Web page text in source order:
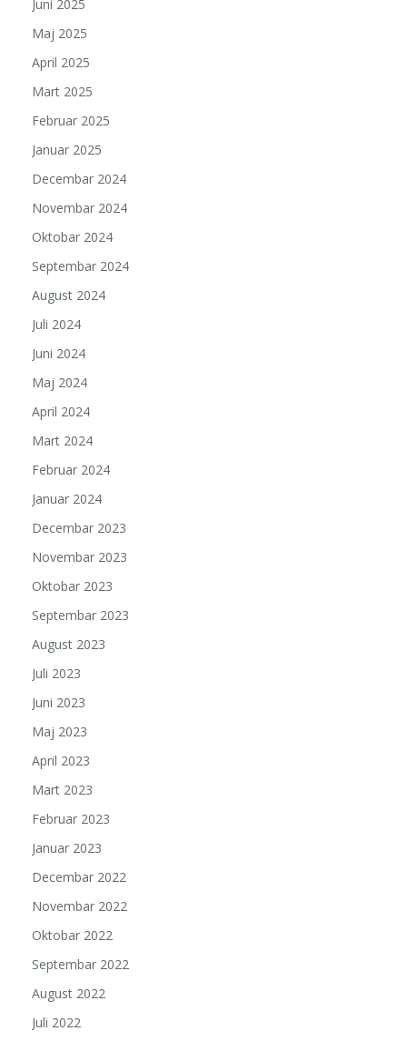
Juni 2025
Maj 2025
April 2025
Mart 2025
Februar 2025
Januar 2025
Decembar 2024
Novembar 2024
Oktobar 2024
Septembar 2024
August 2024
Juli 2024
Juni 2024
Maj 2024
April 2024
Mart 2024
Februar 2024
Januar 2024
Decembar 2023
Novembar 2023
Oktobar 2023
Septembar 2023
August 2023
Juli 2023
Juni 2023
Maj 2023
April 2023
Mart 2023
Februar 2023
Januar 2023
Decembar 2022
Novembar 2022
Oktobar 2022
Septembar 2022
August 2022
Juli 2022